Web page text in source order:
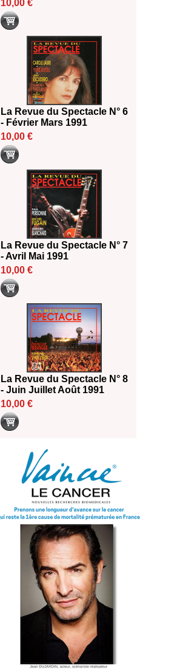
10,00 €
La Revue du Spectacle N° 6
- Février Mars 1991
10,00 €
La Revue du Spectacle N° 7
- Avril Mai 1991
10,00 €
La Revue du Spectacle N° 8
- Juin Juillet Août 1991
10,00 €